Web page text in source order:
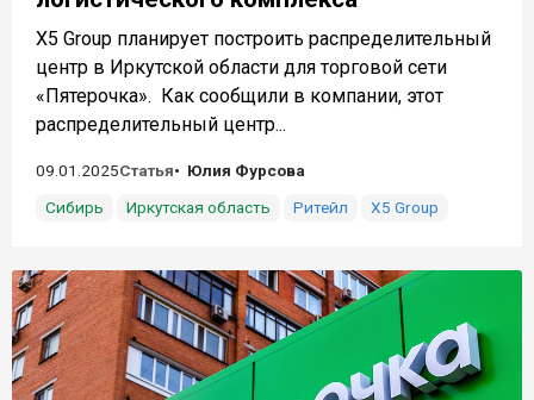
Х5 Group планирует построить распределительный
центр в Иркутской области для торговой сети
«Пятерочка». Как сообщили в компании, этот
распределительный центр...
09.01.2025Статья
Юлия Фурсова
Сибирь
Иркутская область Ритейл X5 Group